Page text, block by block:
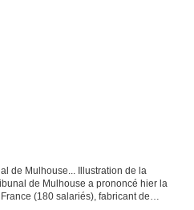
de Mulhouse... Illustration de la
de Mulhouse a prononcé hier la
(180 salariés), fabricant de